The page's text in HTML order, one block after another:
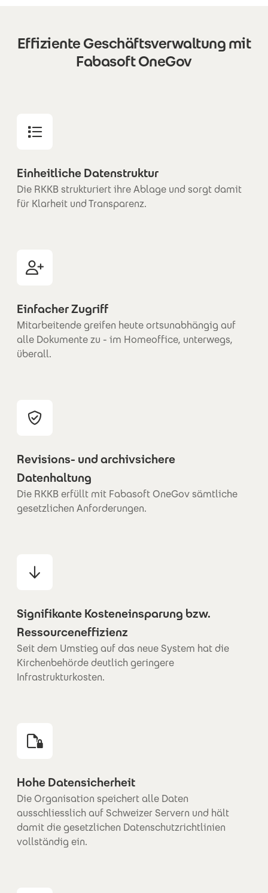
Effiziente Geschäftsverwaltung mit
Fabasoft OneGov
Einheitliche Datenstruktur
Die RKKB strukturiert ihre Ablage und sorgt damit
für Klarheit und Transparenz.
Einfacher Zugriff
Mitarbeitende greifen heute ortsunabhängig auf
alle Dokumente zu - im Homeoffice, unterwegs,
überall.
Revisions- und archivsichere
Datenhaltung
Die RKKB erfüllt mit Fabasoft OneGov sämtliche
gesetzlichen Anforderungen.
Signifikante Kosteneinsparung bzw.
Ressourceneffizienz
Seit dem Umstieg auf das neue System hat die
Kirchenbehörde deutlich geringere
Infrastrukturkosten.
Hohe Datensicherheit
Die Organisation speichert alle Daten
ausschliesslich auf Schweizer Servern und hält
damit die gesetzlichen Datenschutzrichtlinien
vollständig ein.